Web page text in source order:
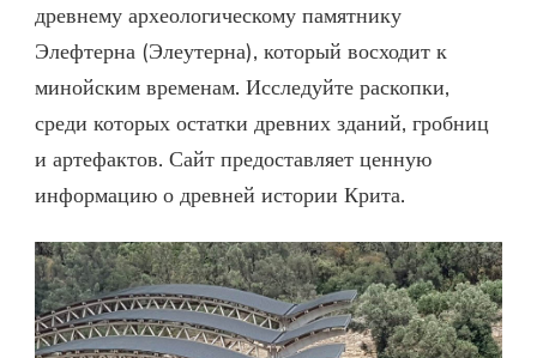
древнему археологическому памятнику
Элефтерна (Элеутерна), который восходит к
минойским временам. Исследуйте раскопки,
среди которых остатки древних зданий, гробниц
и артефактов. Сайт предоставляет ценную
информацию о древней истории Крита.